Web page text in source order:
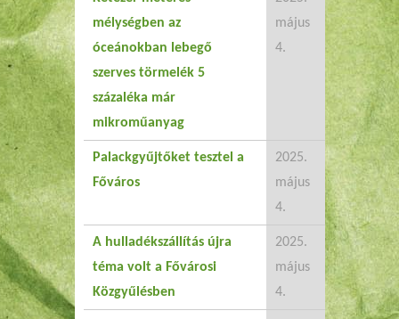
mélységben az
óceánokban lebegő
szerves törmelék 5
százaléka már
mikroműanyag
május
4.
Palackgyűjtőket tesztel a
Főváros
2025.
május
4.
A hulladékszállítás újra
téma volt a Fővárosi
Közgyűlésben
2025.
május
4.